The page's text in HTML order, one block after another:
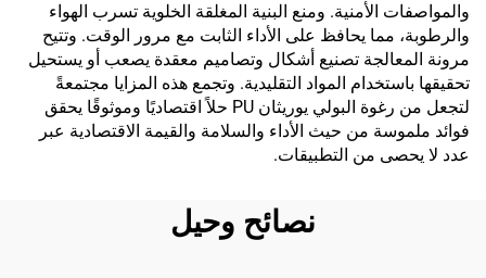
والمواصفات الأمنية. ومنع البنية المغلقة الخلوية تسرب الهواء
والرطوبة، مما يحافظ على الأداء الثابت مع مرور الوقت. وتتيح
مرونة المعالجة تصنيع أشكال وتصاميم معقدة يصعب أو يستحيل
تحقيقها باستخدام المواد التقليدية. وتجمع هذه المزايا مجتمعةً
لتجعل من رغوة البولي يوريثان PU حلاً اقتصاديًا وموثوقًا يحقق
فوائد ملموسة من حيث الأداء والسلامة والقيمة الاقتصادية عبر
عدد لا يحصى من التطبيقات.
نصائح وحيل